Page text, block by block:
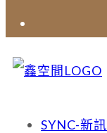
SYNC-新訊